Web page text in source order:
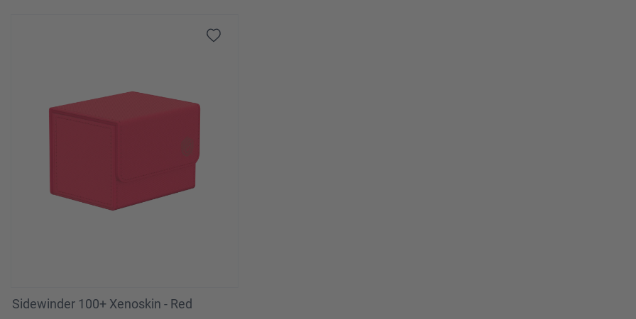
Sidewinder 100+ Xenoskin - Red